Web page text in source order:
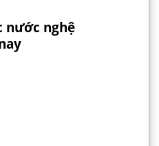
nước nghệ